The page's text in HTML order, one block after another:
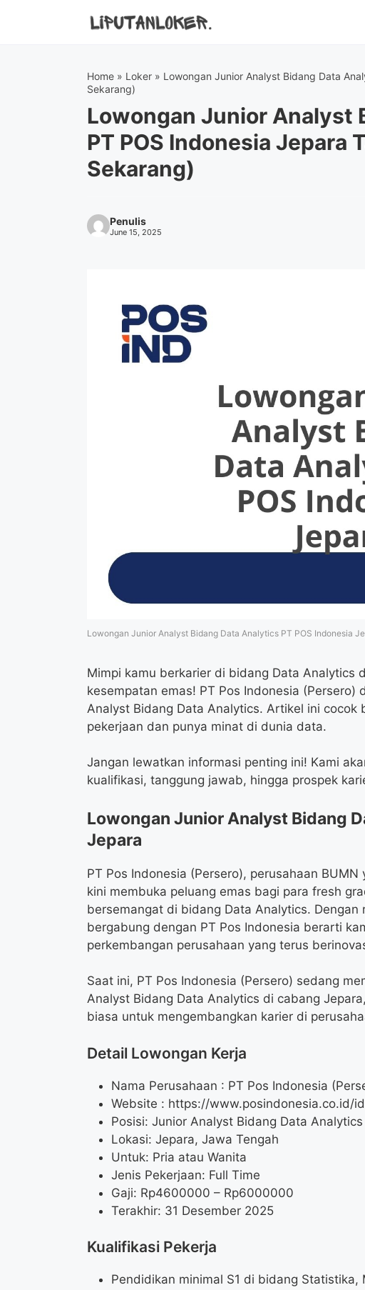
Home » Loker » Lowongan Junior Analyst Bidang Data
Sekarang)
Lowongan Junior Analyst
PT POS Indonesia Jepara
Sekarang)
Penulis
June 15, 2025
Lowongan Junior Analyst Bidang Data Analytics PT POS Indonesia
Mimpi kamu berkarier di bidang Data Analytics
kesempatan emas! PT Pos Indonesia
Analyst Bidang Data Analytics. Artikel ini
pekerjaan dan punya minat di dunia data.
Jangan lewatkan informasi penting ini! Kami
kualifikasi, tanggung jawab, hingga prospek
Lowongan Junior Analyst Bidang
Jepara
PT Pos Indonesia (Persero), perusahaan
kini membuka peluang emas bagi para fresh
bersemangat di bidang Data Analytics.
bergabung dengan PT Pos Indonesia berarti
perkembangan perusahaan yang terus
Saat ini, PT Pos Indonesia (Persero) sedang
Analyst Bidang Data Analytics di cabang
biasa untuk mengembangkan karier di
Detail Lowongan Kerja
Nama Perusahaan : PT Pos Indonesia
Website : https://www.posindonesia.co.id/id
Posisi: Junior Analyst Bidang Data Analytics
Lokasi: Jepara, Jawa Tengah
Untuk: Pria atau Wanita
Jenis Pekerjaan: Full Time
Gaji: Rp4600000 – Rp6000000
Terakhir: 31 Desember 2025
Kualifikasi Pekerja
Pendidikan minimal S1 di bidang